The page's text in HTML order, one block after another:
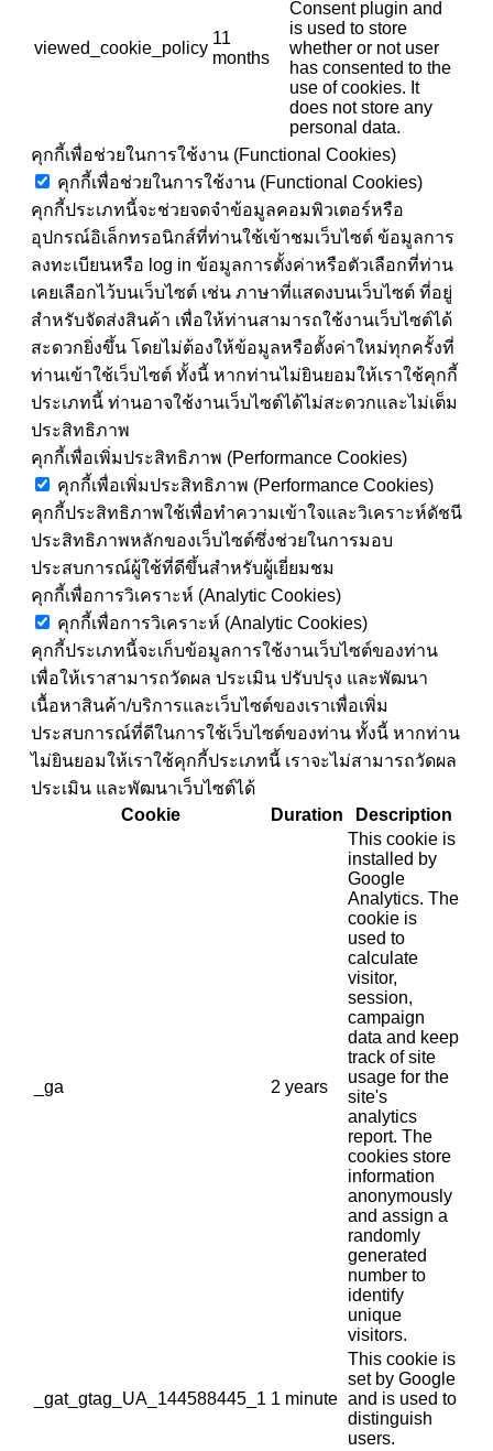
viewed_cookie_policy
11
months
Consent plugin and
is used to store
whether or not user
has consented to the
use of cookies. It
does not store any
personal data.
คุกกี้เพื่อช่วยในการใช้งาน (Functional Cookies)
คุกกี้เพื่อช่วยในการใช้งาน (Functional Cookies)
คุกกี้ประเภทนี้จะช่วยจดจำข้อมูลคอมพิวเตอร์หรือ
อุปกรณ์อิเล็กทรอนิกส์ที่ท่านใช้เข้าชมเว็บไซต์ ข้อมูลการ
ลงทะเบียนหรือ log in ข้อมูลการตั้งค่าหรือตัวเลือกที่ท่าน
เคยเลือกไว้บนเว็บไซต์ เช่น ภาษาที่แสดงบนเว็บไซต์ ที่อยู่
สำหรับจัดส่งสินค้า เพื่อให้ท่านสามารถใช้งานเว็บไซต์ได้
สะดวกยิ่งขึ้น โดยไม่ต้องให้ข้อมูลหรือตั้งค่าใหม่ทุกครั้งที่
ท่านเข้าใช้เว็บไซต์ ทั้งนี้ หากท่านไม่ยินยอมให้เราใช้คุกกี้
ประเภทนี้ ท่านอาจใช้งานเว็บไซต์ได้ไม่สะดวกและไม่เต็ม
ประสิทธิภาพ
คุกกี้เพื่อเพิ่มประสิทธิภาพ (Performance Cookies)
คุกกี้เพื่อเพิ่มประสิทธิภาพ (Performance Cookies)
คุกกี้ประสิทธิภาพใช้เพื่อทำความเข้าใจและวิเคราะห์ดัชนี
ประสิทธิภาพหลักของเว็บไซต์ซึ่งช่วยในการมอบ
ประสบการณ์ผู้ใช้ที่ดีขึ้นสำหรับผู้เยี่ยมชม
คุกกี้เพื่อการวิเคราะห์ (Analytic Cookies)
คุกกี้เพื่อการวิเคราะห์ (Analytic Cookies)
คุกกี้ประเภทนี้จะเก็บข้อมูลการใช้งานเว็บไซต์ของท่าน
เพื่อให้เราสามารถวัดผล ประเมิน ปรับปรุง และพัฒนา
เนื้อหาสินค้า/บริการและเว็บไซต์ของเราเพื่อเพิ่ม
ประสบการณ์ที่ดีในการใช้เว็บไซต์ของท่าน ทั้งนี้ หากท่าน
ไม่ยินยอมให้เราใช้คุกกี้ประเภทนี้ เราจะไม่สามารถวัดผล
ประเมิน และพัฒนาเว็บไซต์ได้
Cookie
Duration Description
_ga 2 years
This cookie is
installed by
Google
Analytics. The
cookie is
used to
calculate
visitor,
session,
campaign
data and keep
track of site
usage for the
site's
analytics
report. The
cookies store
information
anonymously
and assign a
randomly
generated
number to
identify
unique
visitors.
_gat_gtag_UA_144588445_1 1 minute
This cookie is
set by Google
and is used to
distinguish
users.